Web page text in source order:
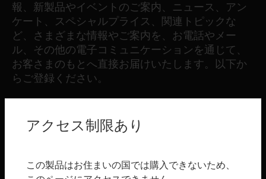
報、新製品やイベントのご案内、ニュース、アン
ケート、スペシャルプライス、関連トピックな
ど、さまざまな情報やご案内を、お電話やメー
ル、その他の電子コミュニケーションを通じて、
お客さまのもとへ直接お届けいたします。以下か
らご登録ください。
toggle view
アクセス制限あり
この製品はお住まいの国では購入できないため、